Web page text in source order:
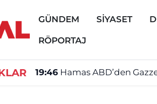
GÜNDEM SİYASET
RÖPORTAJ
19:46 Hamas ABD’den